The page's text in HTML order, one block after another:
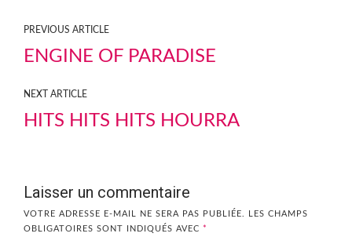
PREVIOUS ARTICLE
ENGINE OF PARADISE
NEXT ARTICLE
HITS HITS HITS HOURRA
Laisser un commentaire
VOTRE ADRESSE E-MAIL NE SERA PAS PUBLIÉE.
LES CHAMPS
OBLIGATOIRES SONT INDIQUÉS AVEC *